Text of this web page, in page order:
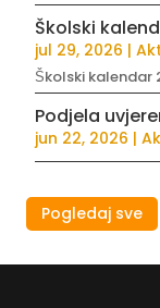
Školski
jul 29, 2026 |
Školski kalendar
Podjela
jun 22, 2026 |
Pogledaj sve